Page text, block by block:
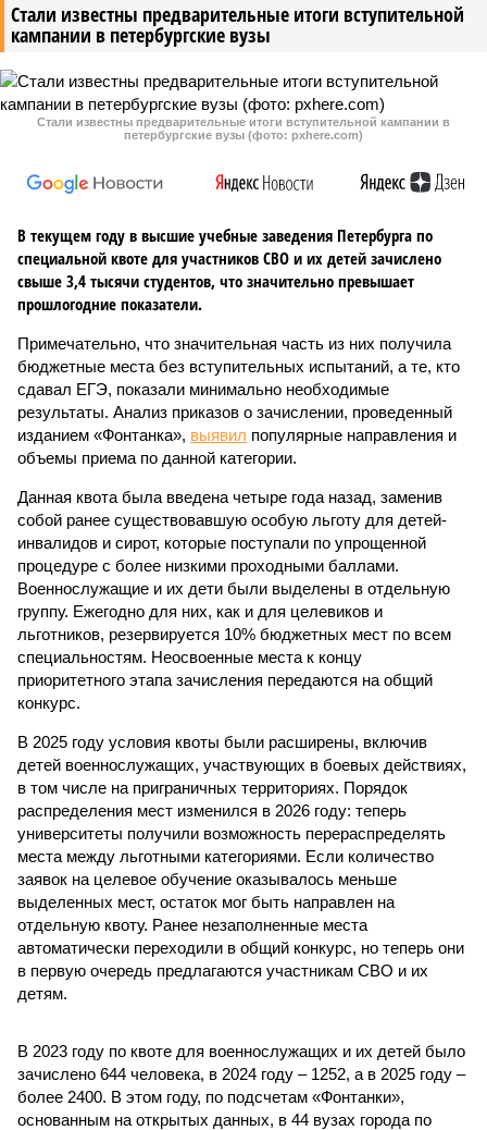
Стали известны предварительные итоги вступительной
кампании в петербургские вузы
Стали известны предварительные итоги вступительной кампании в
петербургские вузы (фото: pxhere.com)
В текущем году в высшие учебные заведения Петербурга по
специальной квоте для участников СВО и их детей зачислено
свыше 3,4 тысячи студентов, что значительно превышает
прошлогодние показатели.
Примечательно, что значительная часть из них получила
бюджетные места без вступительных испытаний, а те, кто
сдавал ЕГЭ, показали минимально необходимые
результаты. Анализ приказов о зачислении, проведенный
изданием «Фонтанка», выявил популярные направления и
объемы приема по данной категории.
Данная квота была введена четыре года назад, заменив
собой ранее существовавшую особую льготу для детей-
инвалидов и сирот, которые поступали по упрощенной
процедуре с более низкими проходными баллами.
Военнослужащие и их дети были выделены в отдельную
группу. Ежегодно для них, как и для целевиков и
льготников, резервируется 10% бюджетных мест по всем
специальностям. Неосвоенные места к концу
приоритетного этапа зачисления передаются на общий
конкурс.
В 2025 году условия квоты были расширены, включив
детей военнослужащих, участвующих в боевых действиях,
в том числе на приграничных территориях. Порядок
распределения мест изменился в 2026 году: теперь
университеты получили возможность перераспределять
места между льготными категориями. Если количество
заявок на целевое обучение оказывалось меньше
выделенных мест, остаток мог быть направлен на
отдельную квоту. Ранее незаполненные места
автоматически переходили в общий конкурс, но теперь они
в первую очередь предлагаются участникам СВО и их
детям.
В 2023 году по квоте для военнослужащих и их детей было
зачислено 644 человека, в 2024 году – 1252, а в 2025 году –
более 2400. В этом году, по подсчетам «Фонтанки»,
основанным на открытых данных, в 44 вузах города по